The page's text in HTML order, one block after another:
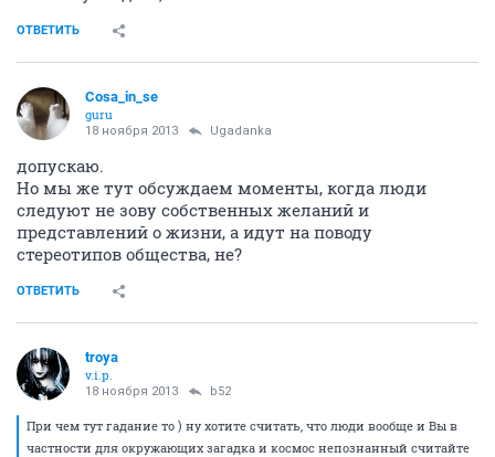
ОТВЕТИТЬ
Cosa_in_se
guru
18 ноября 2013 Ugadanka
допускаю.
Но мы же тут обсуждаем моменты, когда люди
следуют не зову собственных желаний и
представлений о жизни, а идут на поводу
стереотипов общества, не?
ОТВЕТИТЬ
troya
v.i.p.
18 ноября 2013 b52
При чем тут гадание то ) ну хотите считать, что люди вообще и Вы в
частности для окружающих загадка и космос непознанный считайте